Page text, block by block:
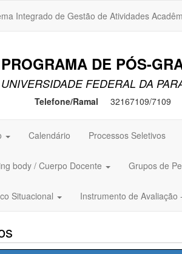
Integrado de Gestão de Atividades
PROGRAMA DE PÓS-
UNIVERSIDADE FEDERAL DA
Telefone/Ramal 32167109/7109
Calendário Processos Seletivos
body / Cuerpo Docente Grupos de
Situacional Instrumento de Avaliação